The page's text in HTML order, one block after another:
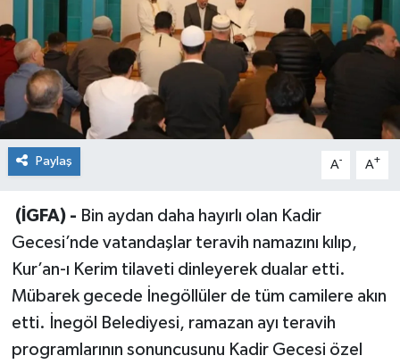
Paylaş A- A+
(İGFA) - Bin aydan daha hayırlı olan Kadir
Gecesi’nde vatandaşlar teravih namazını kılıp,
Kur’an-ı Kerim tilaveti dinleyerek dualar etti.
Mübarek gecede İnegöllüler de tüm camilere akın
etti. İnegöl Belediyesi, ramazan ayı teravih
programlarının sonuncusunu Kadir Gecesi özel
Teknoloji
Türkiye